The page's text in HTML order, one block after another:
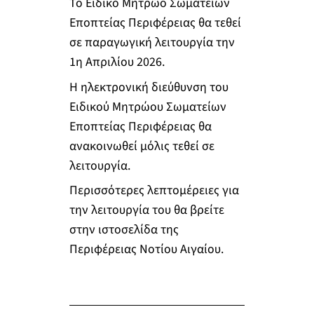
Εποπτείας Περιφέρειας θα τεθεί
σε παραγωγική λειτουργία την
1η Απριλίου 2026.
Η ηλεκτρονική διεύθυνση του
Ειδικού Μητρώου Σωματείων
Εποπτείας Περιφέρειας θα
ανακοινωθεί μόλις τεθεί σε
λειτουργία.
Περισσότερες λεπτομέρειες για
την λειτουργία του θα βρείτε
στην ιστοσελίδα της
Περιφέρειας Νοτίου Αιγαίου.